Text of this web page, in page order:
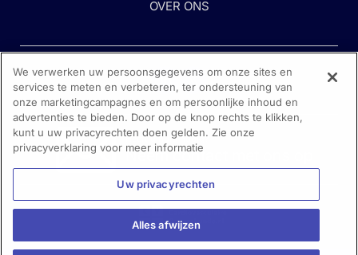
OVER ONS
Heeft u hulp nodig?
Neem contact met ons op
We verwerken uw persoonsgegevens om onze sites en
services te meten en verbeteren, ter ondersteuning van
onze marketingcampagnes en om persoonlijke inhoud en
advertenties te bieden. Door op de knop rechts te klikken,
kunt u uw privacyrechten doen gelden. Zie onze
privacyverklaring voor meer informatie
Uw privacyrechten
Alles afwijzen